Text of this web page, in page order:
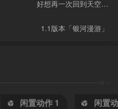
好想再一次回到天空…
1.1版本「银河漫游」
闲置动作 1 闲置